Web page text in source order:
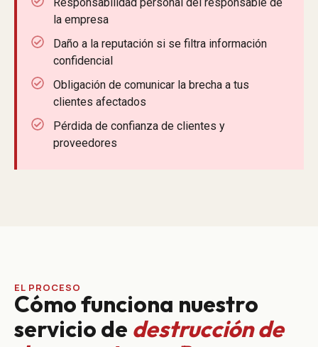
Responsabilidad personal del responsable de
la empresa
Daño a la reputación si se filtra información
confidencial
Obligación de comunicar la brecha a tus
clientes afectados
Pérdida de confianza de clientes y
proveedores
EL PROCESO
Cómo funciona nuestro
servicio de destrucción de